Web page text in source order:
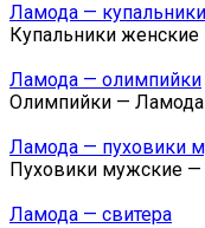
Ламода —
Купальники
Ламода — олимпийки
Олимпийки — Ламода
Ламода — пуховики
Пуховики мужские
Ламода — свитера